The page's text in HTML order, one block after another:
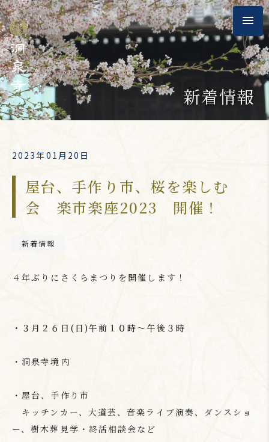
新着情報
2023年01月20日
屋台、手作り市、桜を楽しむ
会 楽市楽座2023 開催！
新着情報
４年ぶりにさくらまつりを開催します！
・３月２６日(日)午前１０時～午後３時
・洞泉寺境内
・屋台、手作り市
キッチンカー、大道芸、音楽ライブ演奏、ダンスショ
ー、樹木葬見学・終活相談会など